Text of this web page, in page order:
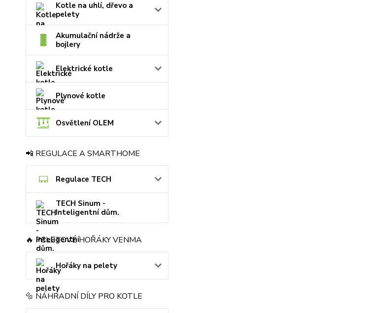
Kotle na uhlí, dřevo a
pelety
Akumulační nádrže a
bojlery
Elektrické kotle
Plynové kotle
Osvětlení OLEM
📲 REGULACE A SMARTHOME
Regulace TECH
TECH Sinum -
Inteligentní dům.
🔥 PELETOVÉ HOŘÁKY VENMA
Hořáky na pelety
🔩 NÁHRADNÍ DÍLY PRO KOTLE